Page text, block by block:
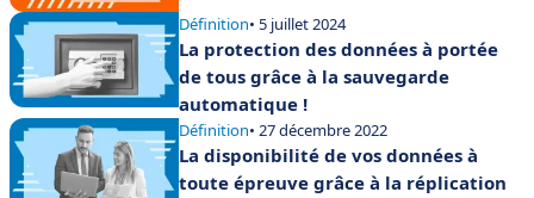
Définition• 5 juillet 2024
La protection des données à portée
de tous grâce à la sauvegarde
automatique !
Définition• 27 décembre 2022
La disponibilité de vos données à
toute épreuve grâce à la réplication